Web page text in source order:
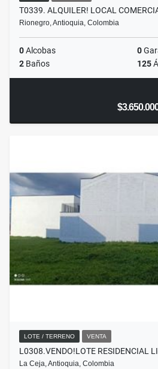
T0339. ALQUILER! LOCAL
Rionegro, Antioquia, Colombia
0Alcobas 0
2 Baños 125
LOTE / TERRENO VENTA
L0308.VENDO!LOTE RESIDENCIAL
La Ceja, Antioquia, Colombia